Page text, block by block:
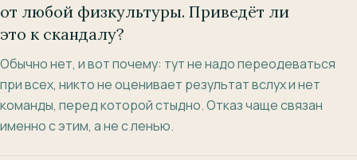
от любой физкультуры. Приведёт ли
это к скандалу?
Обычно нет, и вот почему: тут не надо переодеваться
при всех, никто не оценивает результат вслух и нет
команды, перед которой стыдно. Отказ чаще связан
именно с этим, а не с ленью.